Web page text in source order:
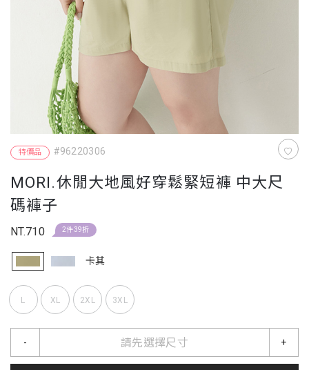
特價品 #96220306
MORI.休閒大地風好穿鬆緊短褲 中大尺
碼褲子
NT.710 2件39折
卡其
L XL 2XL 3XL
請先選擇尺寸
- +